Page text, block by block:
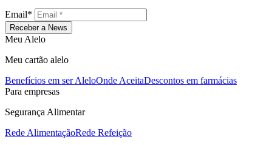
Email*
Receber a News
Meu Alelo
Meu cartão alelo
Benefícios em ser AleloOnde AceitaDescontos em farmácias
Para empresas
Segurança Alimentar
Rede AlimentaçãoRede Refeição